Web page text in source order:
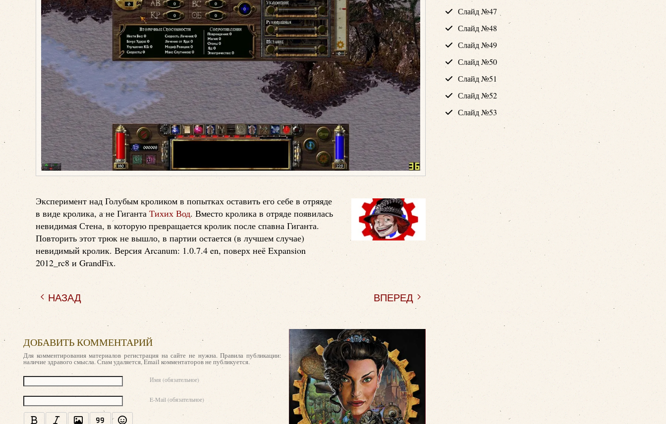
Эксперимент над Голубым кроликом в попытках оставить его себе в отряяде
в виде кролика, а не Гиганта Тихих Вод. Вместо кролика в отряде появилась
невидимая Стена, в которую превращается кролик после спавна Гиганта.
Повторить этот трюк не вышло, в партии остается (в лучшем случае)
невидимый кролик. Версия Arcanum: 1.0.7.4 en, поверх неё Expansion
2012_rc8 и GrandFix.
НАЗАД ВПЕРЕД
ДОБАВИТЬ КОММЕНТАРИЙ
Для комментирования материалов регистрация на сайте не нужна. Правила публикации:
наличие здравого смысла. Спам удаляется, Email комментаторов не публикуется.
Имя (обязательное)
E-Mail (обязательное)
Текст комментария
Слайд №47
Слайд №48
Слайд №49
Слайд №50
Слайд №51
Слайд №52
Слайд №53